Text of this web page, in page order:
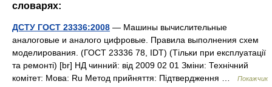
словарях:
ДСТУ ГОСТ 23336:2008 — Машины вычислительные
аналоговые и аналого цифровые. Правила выполнения схем
моделирования. (ГОСТ 23336 78, IDT) (Тільки при експлуатації
та ремонті) [br] НД чинний: від 2009 02 01 Зміни: Технічний
комітет: Мова: Ru Метод прийняття: Підтвердження …
Покажчик